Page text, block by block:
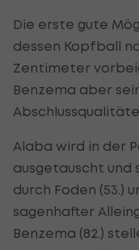
Die erste gute
dessen Kopfball
Zentimeter
Benzema aber
Alaba wird in der
ausgetauscht und
durch Foden (53.)
sagenhafter
Benzema (82.)